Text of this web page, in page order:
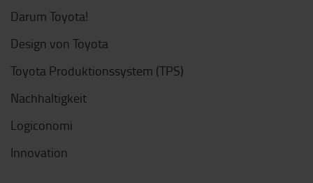
Darum Toyota!
Design von Toyota
Toyota Produktionssystem (TPS)
Nachhaltigkeit
Logiconomi
Innovation